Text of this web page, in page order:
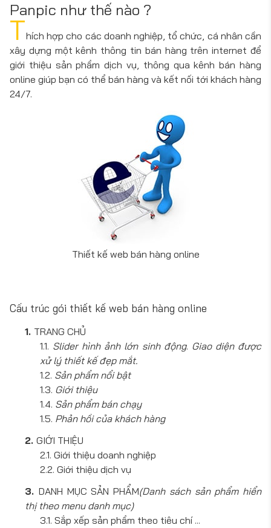
Panpic như thế nào ?
Thích hợp cho các doanh nghiệp, tổ chức, cá nhân cần
xây dựng một kênh thông tin bán hàng trên internet để
giới thiệu sản phẩm dịch vụ, thông qua kênh bán hàng
online giúp bạn có thể bán hàng và kết nối tới khách hàng
24/7.
Thiết kế web bán hàng online
Cấu trúc gói thiết kế web bán hàng online
TRANG CHỦ
Slider hình ảnh lớn sinh động. Giao diện được
xử lý thiết kế đẹp mắt.
Sản phẩm nổi bật
Giới thiệu
Sản phẩm bán chạy
Phản hồi của khách hàng
GIỚI THIỆU
Giới thiệu doanh nghiệp
Giới thiệu dịch vụ
DANH MỤC SẢN PHẨM(Danh sách sản phẩm hiển
thị theo menu danh mục)
Sắp xếp sản phẩm theo tiêu chí ...